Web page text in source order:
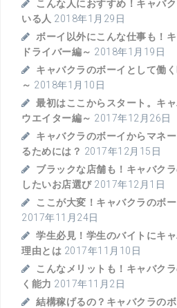
こんな人におすすめ！キャバ
いる人 2018年1月29日
ボーイ以外にこんな仕事も！
ドライバー編～ 2018年1月19日
キャバクラのボーイとして働
～ 2018年1月10日
最初はここからスタート。キ
ウエイター編～ 2017年12月26日
キャバクラのボーイからマネ
るためには？ 2017年12月15日
ブラックな店舗も！キャバク
したいお店選び 2017年12月1日
ここが大変！キャバクラのボ
2017年11月24日
学生必見！学生のバイトにキ
理由とは 2017年11月10日
こんなメリットも！キャバク
く能力 2017年11月2日
結構稼げるの？キャバクラの